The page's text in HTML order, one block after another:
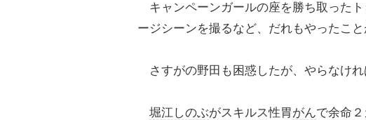
キャンペーンガールの座を勝ち取った
ージシーンを撮るなど、だれもやったこと
さすがの野田も困惑したが、やらなけれ
堀江しのぶがスキルス性胃がんで余命